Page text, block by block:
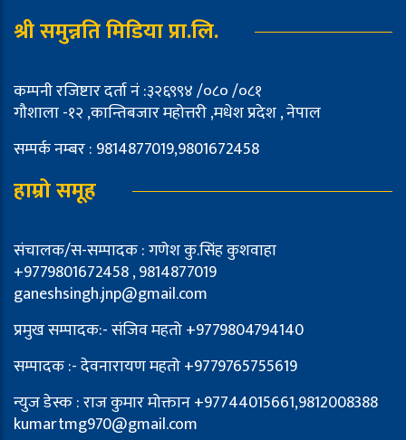
श्री समुन्नति मिडिया प्रा.लि.
कम्पनी रजिष्टार दर्ता नं :३२६९९४ /०८० /०८१
गौशाला -१२ ,कान्तिबजार महोत्तरी ,मधेश प्रदेश , नेपाल
सम्पर्क नम्बर : 9814877019,9801672458
हाम्रो समूह
संचालक/स-सम्पादक : गणेश कु.सिंह कुशवाहा
+9779801672458 , 9814877019
ganeshsingh.jnp@gmail.com
प्रमुख सम्पादक:- संजिव महतो +9779804794140
सम्पादक :- देवनारायण महतो +9779765755619
न्युज डेस्क : राज कुमार मोक्तान +97744015661,9812008388
kumartmg970@gmail.com